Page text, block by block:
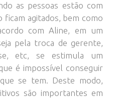
as pessoas estão com
ficam agitados, bem como
com Aline, em um
pela troca de gerente,
etc, se estimula um
é impossível conseguir
se tem. Deste modo,
são importantes em